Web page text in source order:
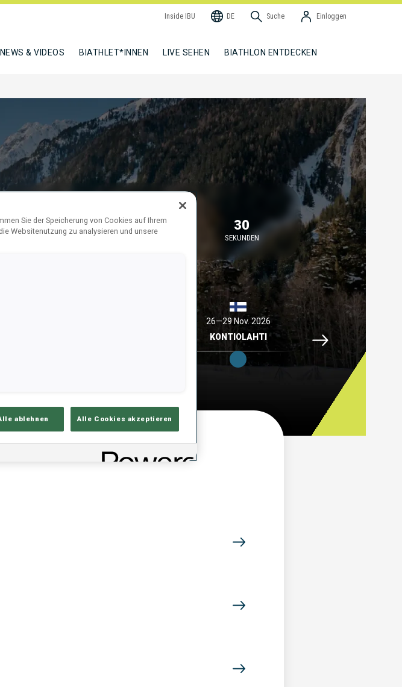
Inside IBU DE Suche Einloggen
NEWS & VIDEOS BIATHLET*INNEN LIVE SEHEN BIATHLON ENTDECKEN
69 1
STUNDEN
39 30
SEKUNDEN
2026
26—29 Nov. 2026
KONTIOLAHTI
HOCHFILZEN
Idre Fjaell, 26—29
Sie der Speicherung von Cookies auf Ihrem
Websitenutzung zu analysieren und unsere
ablehnen Alle Cookies akzeptieren